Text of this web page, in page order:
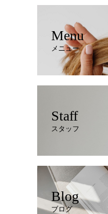
Menu
メニュー
Staff
スタッフ
Blog
ブログ